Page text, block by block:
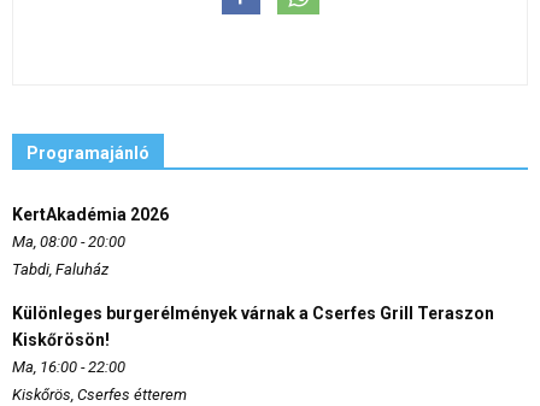
Programajánló
KertAkadémia 2026
Ma, 08:00 - 20:00
Tabdi, Faluház
Különleges burgerélmények várnak a Cserfes Grill Teraszon
Kiskőrösön!
Ma, 16:00 - 22:00
Kiskőrös, Cserfes étterem